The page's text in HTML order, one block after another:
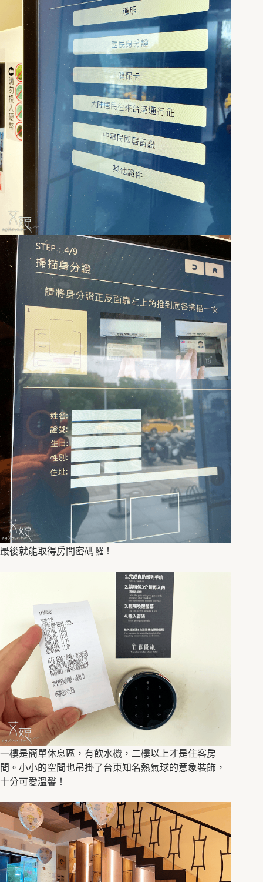
最後就能取得房間密碼囉！
一樓是簡單休息區，有飲水機，二樓以上才是住客房
間。小小的空間也吊掛了台東知名熱氣球的意象裝飾，
十分可愛溫馨！